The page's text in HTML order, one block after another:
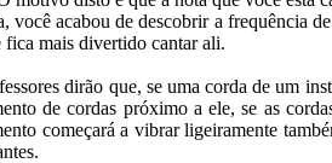
você acabou de descobrir a frequência
fica mais divertido cantar ali.
dirão que, se uma corda de um
de cordas próximo a ele, se as
começará a vibrar ligeiramente